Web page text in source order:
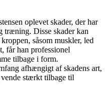
oplevet skader, der har
træning. Disse skader kan
såsom muskler, led
får han professionel
tilbage i form.
afhængigt af skadens art,
stærkt tilbage til